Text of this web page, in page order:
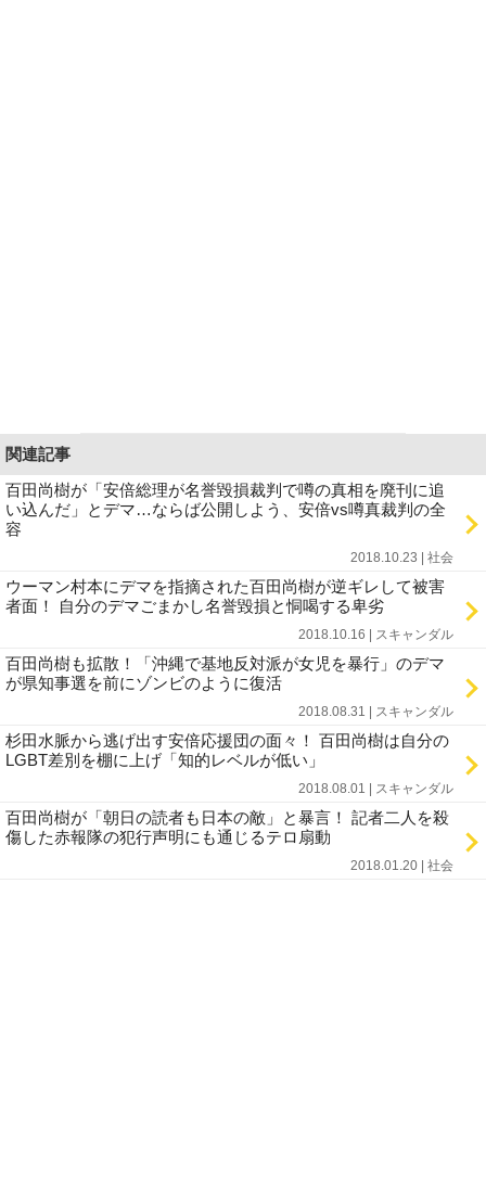
関連記事
百田尚樹が「安倍総理が名誉毀損裁判で噂の真相を廃刊に追
い込んだ」とデマ…ならば公開しよう、安倍vs噂真裁判の全
容
2018.10.23 | 社会
ウーマン村本にデマを指摘された百田尚樹が逆ギレして被害
者面！ 自分のデマごまかし名誉毀損と恫喝する卑劣
2018.10.16 | スキャンダル
百田尚樹も拡散！「沖縄で基地反対派が女児を暴行」のデマ
が県知事選を前にゾンビのように復活
2018.08.31 | スキャンダル
杉田水脈から逃げ出す安倍応援団の面々！ 百田尚樹は自分の
LGBT差別を棚に上げ「知的レベルが低い」
2018.08.01 | スキャンダル
百田尚樹が「朝日の読者も日本の敵」と暴言！ 記者二人を殺
傷した赤報隊の犯行声明にも通じるテロ扇動
2018.01.20 | 社会